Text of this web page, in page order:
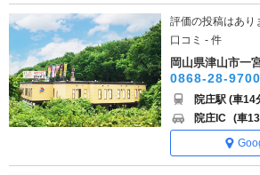
評価の投稿はあり
口コミ - 件
岡山県津山市一
0868-28-9700
院庄駅 (車14
院庄IC (車